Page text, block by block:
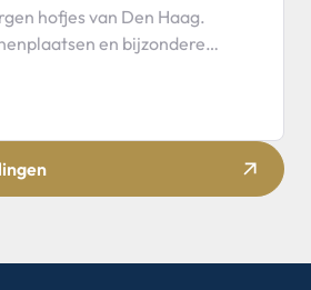
hofjes van Den Haag.
en bijzondere